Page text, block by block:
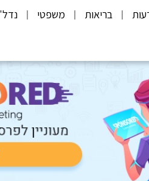
בריאות משפטי